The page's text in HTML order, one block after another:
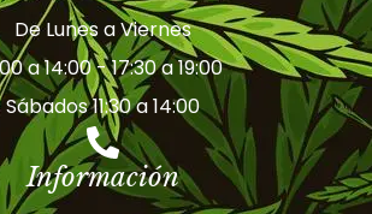
De Lunes a Viernes
a 14:00 - 17:30 a 19:00
Sábados 11:30 a 14:00
Información